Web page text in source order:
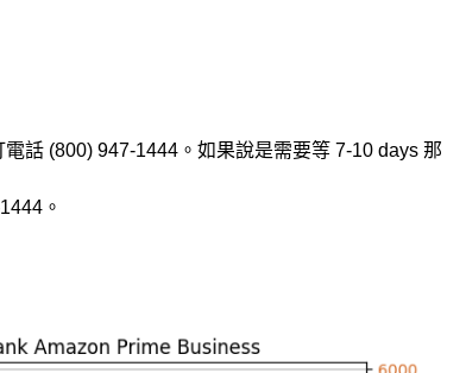
電話 (800) 947-1444。如果說是需要等 7-10 days 那
。